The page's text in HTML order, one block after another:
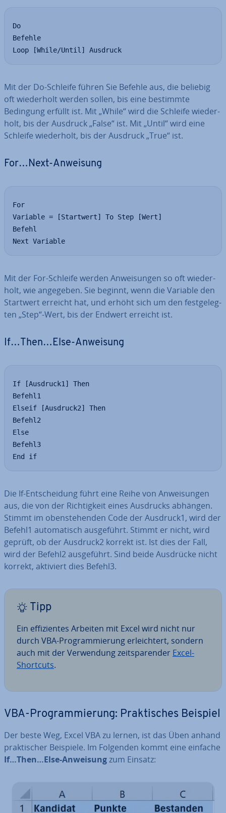
Do
Befehle
Loop [While/Until] Ausdruck
Mit der Do-Schleife führen Sie Befehle aus, die beliebig
oft wie­der­holt werden sollen, bis eine bestimmte
Bedingung erfüllt ist. Mit „While“ wird die Schleife wie­der­
holt, bis der Ausdruck „False“ ist. Mit „Until“ wird eine
Schleife wie­der­holt, bis der Ausdruck „True“ ist.
For…Next-Anweisung
For
Variable = [Startwert] To Step [Wert]
Befehl
Next Variable
Mit der For-Schleife werden An­wei­sun­gen so oft wie­der­
holt, wie angegeben. Sie beginnt, wenn die Variable den
Startwert erreicht hat, und erhöht sich um den fest­ge­leg­
ten „Step“-Wert, bis der Endwert erreicht ist.
If…Then…Else-Anweisung
If [Ausdruck1] Then
Befehl1
Elseif [Ausdruck2] Then
Befehl2
Else
Befehl3
End if
Die If-Ent­schei­dung führt eine Reihe von An­wei­sun­gen
aus, die von der Rich­tig­keit eines Ausdrucks abhängen.
Stimmt im oben­ste­hen­den Code der Ausdruck1, wird der
Befehl1 au­to­ma­tisch aus­ge­führt. Stimmt er nicht, wird
geprüft, ob der Ausdruck2 korrekt ist. Ist dies der Fall,
wird der Befehl2 aus­ge­führt. Sind beide Ausdrücke nicht
korrekt, aktiviert dies Befehl3.
Tipp
Ein ef­fi­zi­en­tes Arbeiten mit Excel wird nicht nur
durch VBA-Pro­gram­mie­rung er­leich­tert, sondern
auch mit der Ver­wen­dung zeit­spa­ren­der Excel-
Shortcuts.
VBA-Pro­gram­mie­rung: Prak­ti­sches Beispiel
Der beste Weg, Excel VBA zu lernen, ist das Üben anhand
prak­ti­scher Beispiele. Im Folgenden kommt eine einfache
If…Then…Else-Anweisungzum Einsatz: